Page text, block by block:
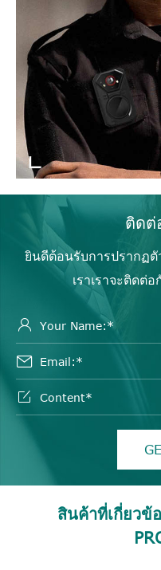
ติดต่
ยินดีต้อนรับการปรากฏ
เราเราจะติดต่



สินค้าที่เกี่ยวข้